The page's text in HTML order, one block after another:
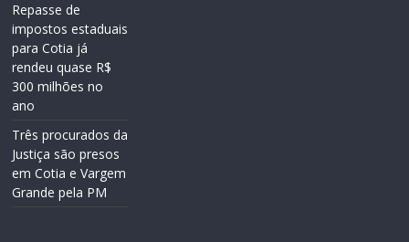
Repasse de
impostos estaduais
para Cotia já
rendeu quase R$
300 milhões no
ano
Três procurados da
Justiça são presos
em Cotia e Vargem
Grande pela PM